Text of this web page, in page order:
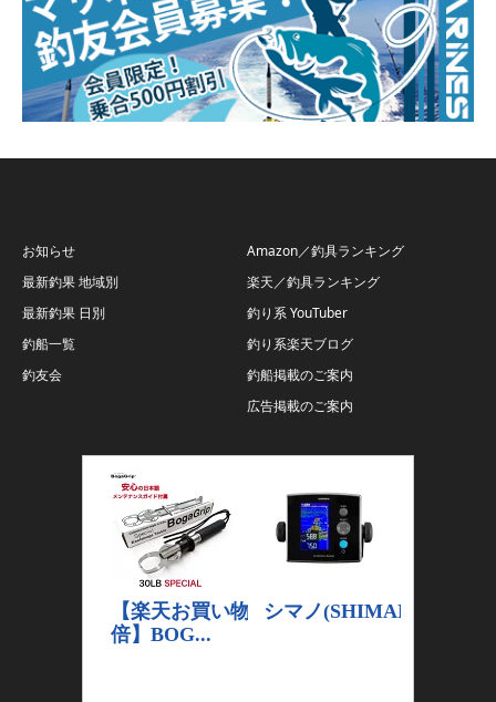
お知らせ
最新釣果 地域別
最新釣果 日別
釣船一覧
釣友会
Amazon／釣具ランキング
楽天／釣具ランキング
釣り系 YouTuber
釣り系楽天ブログ
釣船掲載のご案内
広告掲載のご案内